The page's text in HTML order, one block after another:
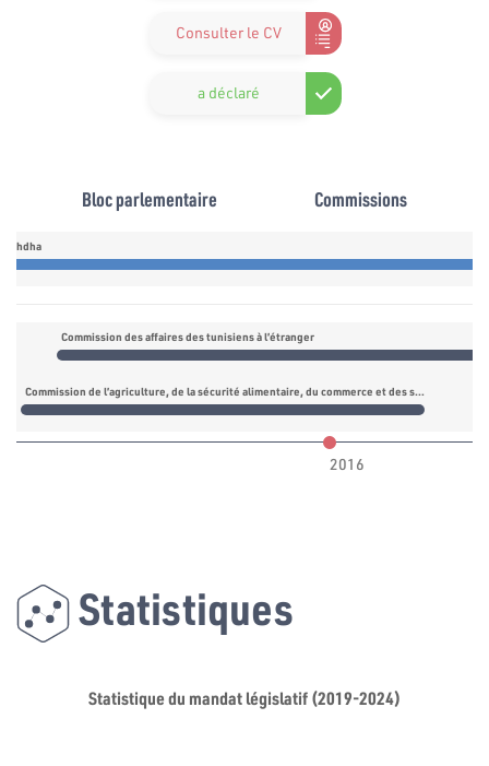
Consulter le CV
a déclaré
Bloc parlementaire Commissions
Commission des affaires des tunisiens à l’étranger
Commission de l’agriculture, de la sécurité alimentaire, du commerce et des services annexes
2016
Statistiques
Statistique du mandat législatif (2019-2024)